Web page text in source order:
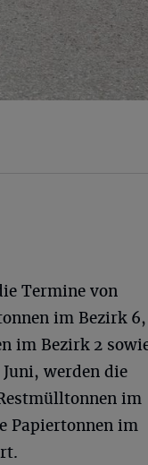
Termine von
im Bezirk
im Bezirk 2
werden die
im
Papiertonnen im